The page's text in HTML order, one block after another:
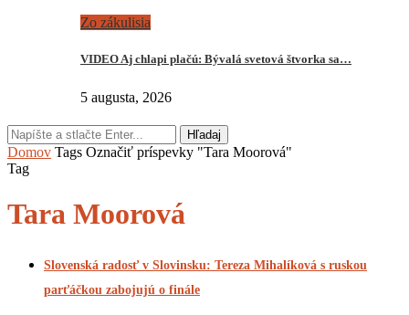
Zo zákulisia
VIDEO Aj chlapi plačú: Bývalá svetová štvorka sa…
5 augusta, 2026
Hľadaj
Domov Tags Označiť príspevky "Tara Moorová"
Tag
Tara Moorová
Slovenská radosť v Slovinsku: Tereza Mihalíková s ruskou
parťáčkou zabojujú o finále